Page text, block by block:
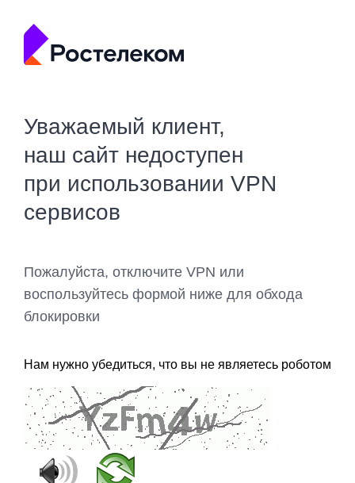
Уважаемый клиент,
наш сайт недоступен
при использовании VPN
сервисов
Пожалуйста, отключите VPN или
воспользуйтесь формой ниже для обхода
блокировки
Нам нужно убедиться, что вы не являетесь роботом